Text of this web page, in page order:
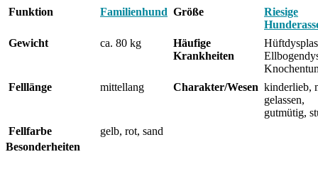
Funktion
Familienhund Größe
Riesige
Gewicht
ca. 80 kg
Häufige
Krankheiten
Felllänge
mittellang Charakter/Wesen kinderlieb,
gelassen,
gutmütig,
Fellfarbe
gelb, rot, sand
Besonderheiten